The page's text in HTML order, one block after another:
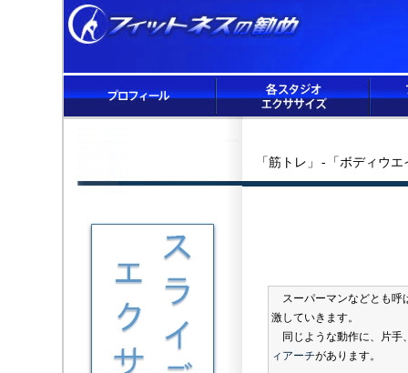
「筋トレ」-「ボディウ
スーパーマンなどとも呼
激していきます。
同じような動作に、片手
ィアーチがあります。